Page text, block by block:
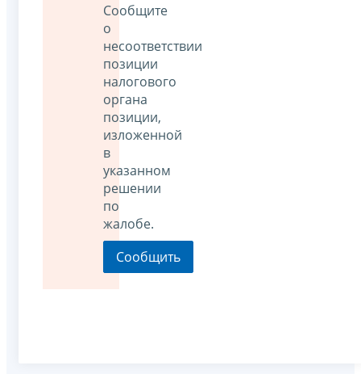
Сообщите
о
несоответствии
позиции
налогового
органа
позиции,
изложенной
в
указанном
решении
по
жалобе.